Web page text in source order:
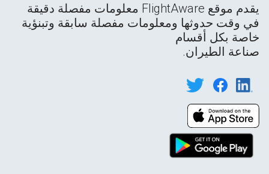
يقدم موقع FlightAware معلومات مفصلة دقيقة
في وقت حدوثها ومعلومات مفصلة سابقة وتبنؤية
خاصة بكل أقسام
صناعة الطيران.